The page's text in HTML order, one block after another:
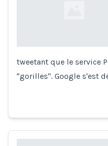
tweetant que le service
"gorilles". Google s'est